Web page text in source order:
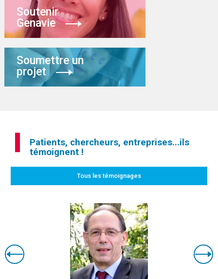
Soutenir
Genavie
Soumettre un
projet
Patients, chercheurs, entreprises...ils
témoignent !
Tous les témoignages